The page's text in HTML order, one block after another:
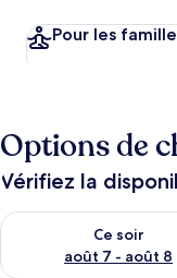
Pour les
Options de
Vérifiez la
Ce soir
août 7 - août 8
Vérifier la